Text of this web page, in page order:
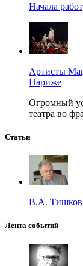
Начала
Артисты
Париже
Огромный
театра во
Статьи
В.А. Тишков
Лента событий